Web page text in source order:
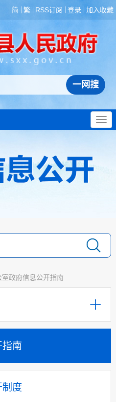
简 繁 RSS订阅 登录 加入收藏
政府信息公开指南
指南
制度